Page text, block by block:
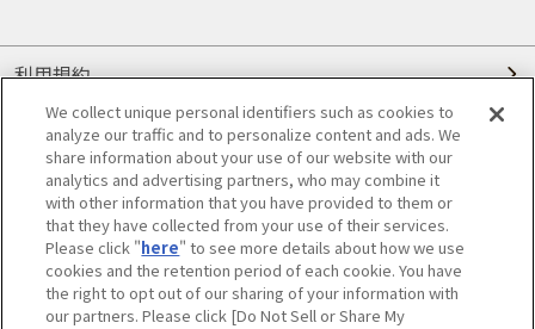
利用規約
個人情報の取り扱いについて
会員優待サービスの提携をご検討の方へ
JAFホームページ
© JAPAN AUTOMOBILE FEDERATION. All rights reserved.
We collect unique personal identifiers such as cookies to
analyze our traffic and to personalize content and ads. We
share information about your use of our website with our
analytics and advertising partners, who may combine it
with other information that you have provided to them or
that they have collected from your use of their services.
Please click "here" to see more details about how we use
cookies and the retention period of each cookie. You have
the right to opt out of our sharing of your information with
our partners. Please click [Do Not Sell or Share My